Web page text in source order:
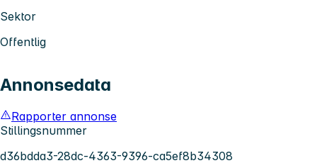
Sektor
Offentlig
Annonsedata
Rapporter annonse
Stillingsnummer
d36bdda3-28dc-4363-9396-ca5ef8b34308